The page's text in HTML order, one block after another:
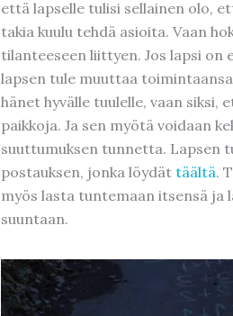
että lapselle tulisi sellainen olo,
takia kuulu tehdä asioita. Vaan
tilanteeseen liittyen. Jos lapsi on
lapsen tule muuttaa
hänet hyvälle tuulelle, vaan
paikkoja. Ja sen myötä voidaan
suuttumuksen tunnetta. Lapsen
postauksen, jonka löydät täältä.
myös lasta tuntemaan itsensä ja
suuntaan.